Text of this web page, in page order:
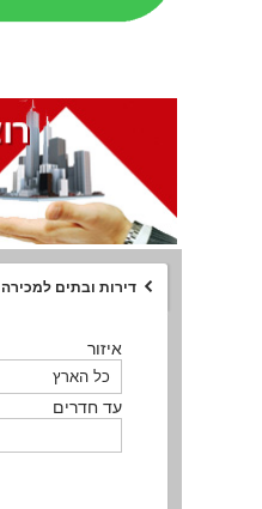
דירות ובתים למכירה
איזור
עד חדרים
איזור
עד חדרים
איזור
עד חדרים
איזור
סוג הנכס
סוג הנכס
איזור
עד חדרים
איזור
סוג הנכס